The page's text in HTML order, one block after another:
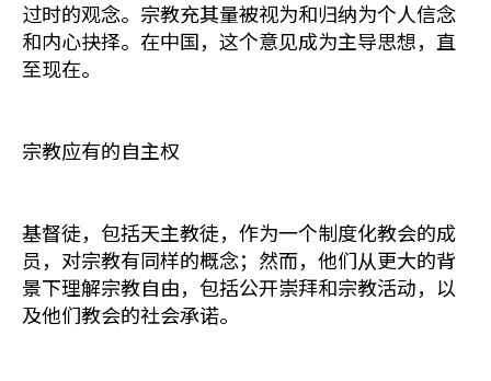
过时的观念。宗教充其量被视为和归纳为个人信念
和内心抉择。在中国，这个意见成为主导思想，直
至现在。
宗教应有的自主权
基督徒，包括天主教徒，作为一个制度化教会的成
员，对宗教有同样的概念；然而，他们从更大的背
景下理解宗教自由，包括公开崇拜和宗教活动，以
及他们教会的社会承诺。